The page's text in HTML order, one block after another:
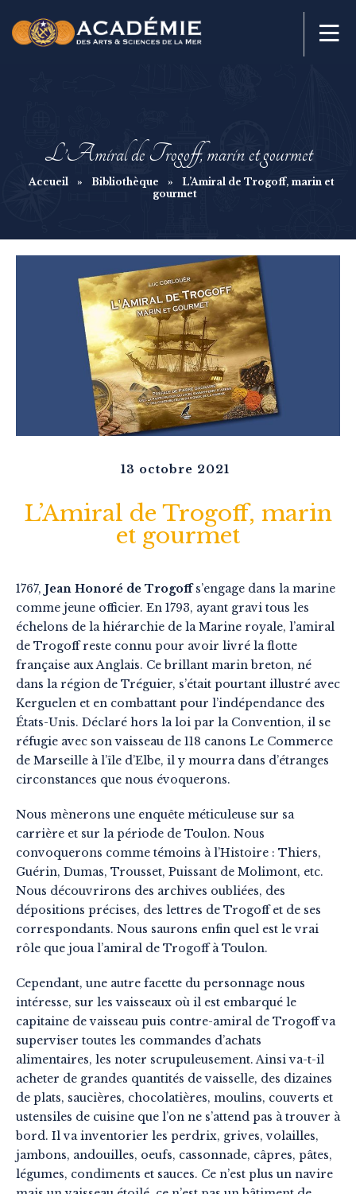
L’Amiral de Trogoff, marin et gourmet
Accueil » Bibliothèque »
L’Amiral de Trogoff, marin et
gourmet
13 octobre 2021
L’Amiral de Trogoff, marin
et gourmet
1767, Jean Honoré de Trogoffs’engage dans la marine
comme jeune officier. En 1793, ayant gravi tous les
échelons de la hiérarchie de la Marine royale, l’amiral
de Trogoff reste connu pour avoir livré la flotte
française aux Anglais. Ce brillant marin breton, né
dans la région de Tréguier, s’était pourtant illustré avec
Kerguelen et en combattant pour l’indépendance des
États-Unis. Déclaré hors la loi par la Convention, il se
réfugie avec son vaisseau de 118 canons Le Commerce
de Marseille à l’île d’Elbe, il y mourra dans d’étranges
circonstances que nous évoquerons.
Nous mènerons une enquête méticuleuse sur sa
carrière et sur la période de Toulon. Nous
convoquerons comme témoins à l’Histoire : Thiers,
Guérin, Dumas, Trousset, Puissant de Molimont, etc.
Nous découvrirons des archives oubliées, des
dépositions précises, des lettres de Trogoff et de ses
correspondants. Nous saurons enfin quel est le vrai
rôle que joua l’amiral de Trogoff à Toulon.
Cependant, une autre facette du personnage nous
intéresse, sur les vaisseaux où il est embarqué le
capitaine de vaisseau puis contre-amiral de Trogoff va
superviser toutes les commandes d’achats
alimentaires, les noter scrupuleusement. Ainsi va-t-il
acheter de grandes quantités de vaisselle, des dizaines
de plats, saucières, chocolatières, moulins, couverts et
ustensiles de cuisine que l’on ne s’attend pas à trouver à
bord. Il va inventorier les perdrix, grives, volailles,
jambons, andouilles, oeufs, cassonnade, câpres, pâtes,
légumes, condiments et sauces. Ce n’est plus un navire